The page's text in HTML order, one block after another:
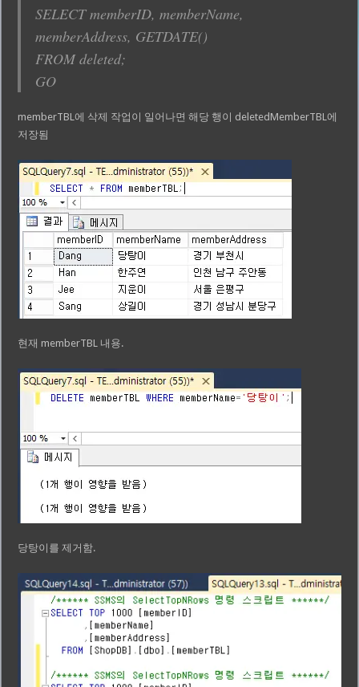
SELECT memberID, memberName,
memberAddress, GETDATE()
FROM deleted;
GO
memberTBL에 삭제 작업이 일어나면 해당 행이 deletedMemberTBL에
저장됨
현재 memberTBL 내용.
당탕이를 제거함.